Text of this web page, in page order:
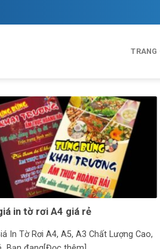
TRANG
in tờ rơi A4 giá rẻ
In Tờ Rơi A4, A5, A3 Chất Lượng Cao,